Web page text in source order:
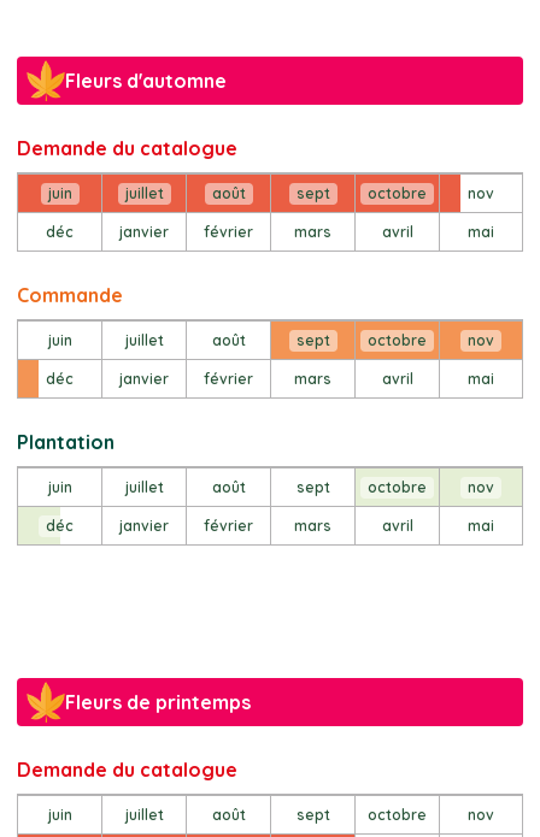
Fleurs d'automne
Demande du catalogue
juin juillet août sept octobre nov
déc janvier février mars avril mai
Commande
juin juillet août sept octobre nov
déc janvier février mars avril mai
Plantation
juin juillet août sept octobre nov
déc janvier février mars avril mai
Fleurs de printemps
Demande du catalogue
juin juillet août sept octobre nov